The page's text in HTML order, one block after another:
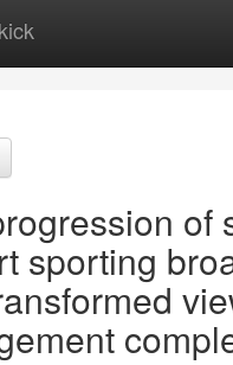
of
sporting